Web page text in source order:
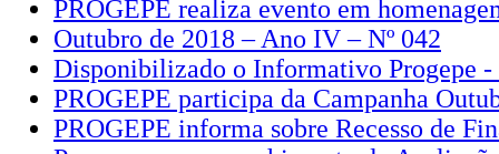
PROGEPE realiza evento em
Outubro de 2018 – Ano IV – Nº 042
Disponibilizado o Informativo Progepe -
PROGEPE participa da Campanha
PROGEPE informa sobre Recesso de